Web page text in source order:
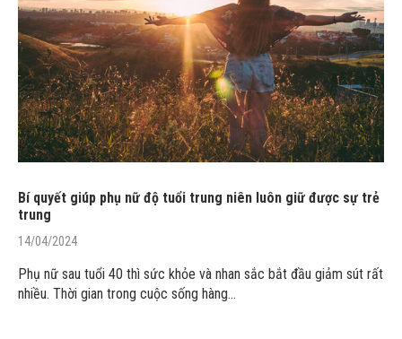
Bí quyết giúp phụ nữ độ tuổi trung niên luôn giữ được sự trẻ
trung
14/04/2024
Phụ nữ sau tuổi 40 thì sức khỏe và nhan sắc bắt đầu giảm sút rất
nhiều. Thời gian trong cuộc sống hàng…